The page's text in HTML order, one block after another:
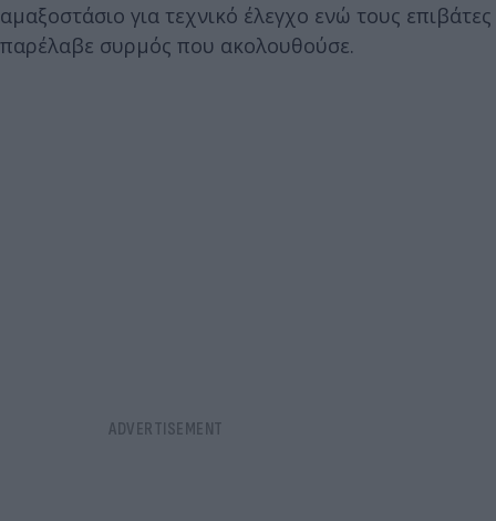
αμαξοστάσιο για τεχνικό έλεγχο ενώ τους επιβάτες
παρέλαβε συρμός που ακολουθούσε.